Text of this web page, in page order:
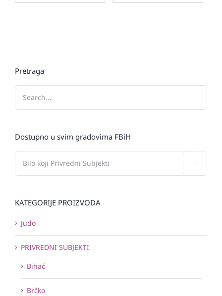
Pretraga
Dostupno u svim gradovima FBiH
KATEGORIJE PROIZVODA
Judo
PRIVREDNI SUBJEKTI
Bihać
Brčko